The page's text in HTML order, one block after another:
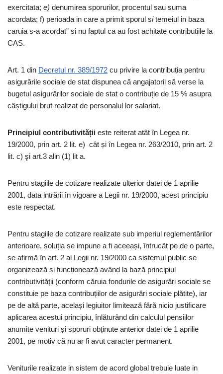
exercitata; e) denumirea sporurilor, procentul sau suma
acordata; f) perioada in care a primit sporul sitemeiul in baza
caruia s-a acordat” si nu faptul ca au fost achitate contributiile la
CAS.
Art. 1 din Decretul nr. 389/1972 cu privire la contribuția pentru
asigurările sociale de stat dispunea că angajatorii să verse la
bugetul asigurărilor sociale de stat o contribuție de 15 % asupra
câștigului brut realizat de personalul lor salariat.
Principiul contributivității este reiterat atât în Legea nr.
19/2000, prin art. 2 lit. e) cât și în Legea nr. 263/2010, prin art. 2
lit. c) şi art.3 alin (1) lit a.
Pentru stagiile de cotizare realizate ulterior datei de 1 aprilie
2001, data intrării în vigoare a Legii nr. 19/2000, acest principiu
este respectat.
Pentru stagiile de cotizare realizate sub imperiul reglementărilor
anterioare, soluția se impune a fi aceeași, întrucât pe de o parte,
se afirmă în art. 2 al Legii nr. 19/2000 ca sistemul public se
organizează și funcționează având la bază principiul
contributivității (conform căruia fondurile de asigurări sociale se
constituie pe baza contribuțiilor de asigurări sociale plătite), iar
pe de altă parte, același legiuitor limitează fără nicio justificare
aplicarea acestui principiu, înlăturând din calculul pensiilor
anumite venituri și sporuri obținute anterior datei de 1 aprilie
2001, pe motiv că nu ar fi avut caracter permanent.
Veniturile realizate in sistem de acord global trebuie luate in